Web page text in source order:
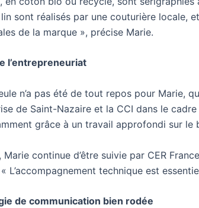
sont réalisés par une couturière locale,
de la marque », précise Marie.
l’entrepreneuriat
n’a pas été de tout repos pour Marie,
de Saint-Nazaire et la CCI dans le
grâce à un travail approfondi sur le
Marie continue d’être suivie par CER
« L’accompagnement technique est
de communication bien rodée